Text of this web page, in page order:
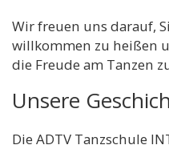
Wir freuen uns darauf,
willkommen zu heißen
die Freude am Tanzen
Unsere
Die ADTV Tanzschule